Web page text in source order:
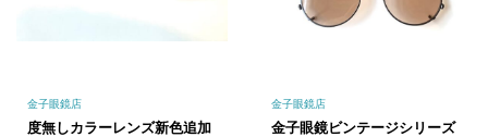
金子眼鏡店
度無しカラーレンズ新色追加
金子眼鏡店
金子眼鏡ビンテージシリーズ